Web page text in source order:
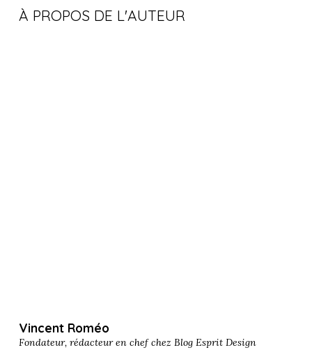
À PROPOS DE L'AUTEUR
Vincent Roméo
Fondateur, rédacteur en chef chez Blog Esprit Design